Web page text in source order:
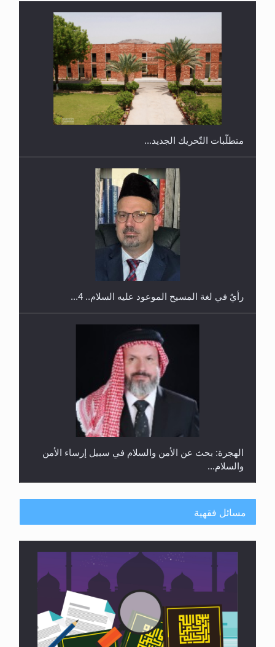
اليوم الوطني الرياضي لمجلس أنصار الله في هولندا
إتمام حفظ القرآن الكريم لثلاثة طلاب من مدرسة الحفظ
رأيٌ في لغة المسيح الموعود عليه السلام.. 4...
الهجرة: بحث عن الأمن والسلام في سبيل إرساء الأمن
**الحصن الحصين من وساوس المعارضين ...**...
مسائل فقهية